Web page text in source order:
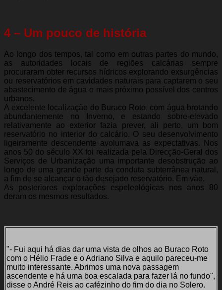
4 – Um pouco de história
Ao longo dos tempos, tal como em outras partes do mundo,
as autoridades locais de regiões calcárias sempre
procuraram obter recursos hídricos explorando exsurgências
ou reservatórios em cavidades naturais para captarem o seu
abastecimento de água o mais próximo possível dos centros
urbanos.
A excelente localização do Buraco Roto, com água brotando
abundantemente no Inverno, e estando sobre-elevado
relativamente ao exterior fazia prever, ali perto, um bom
reservatório no interior do calcário. O seu desenvolvimento
ligeiramente descendente avolumava as expectativas. Nos
anos 50 do século XX foi realizada pela Direcção-Geral dos
Serviços de Urbanização uma importante desobstrução ao
longo de uma grande parte da conduta subterrânea natural,
a fim de se alcançar o tão desejado reservatório. Em vão.
As posteriores explorações espeleológicas nos anos 80
deram os mesmos resultados.
"- Fui aqui há dias dar uma vista de olhos ao Buraco Roto
com o Hélio Frade e o Adriano Silva e aquilo pareceu-me
muito interessante. Abrimos uma nova passagem
ascendente e há uma boa escalada para fazer lá no fundo",
disse o André Reis ao cafézinho do fim do dia no Solero.